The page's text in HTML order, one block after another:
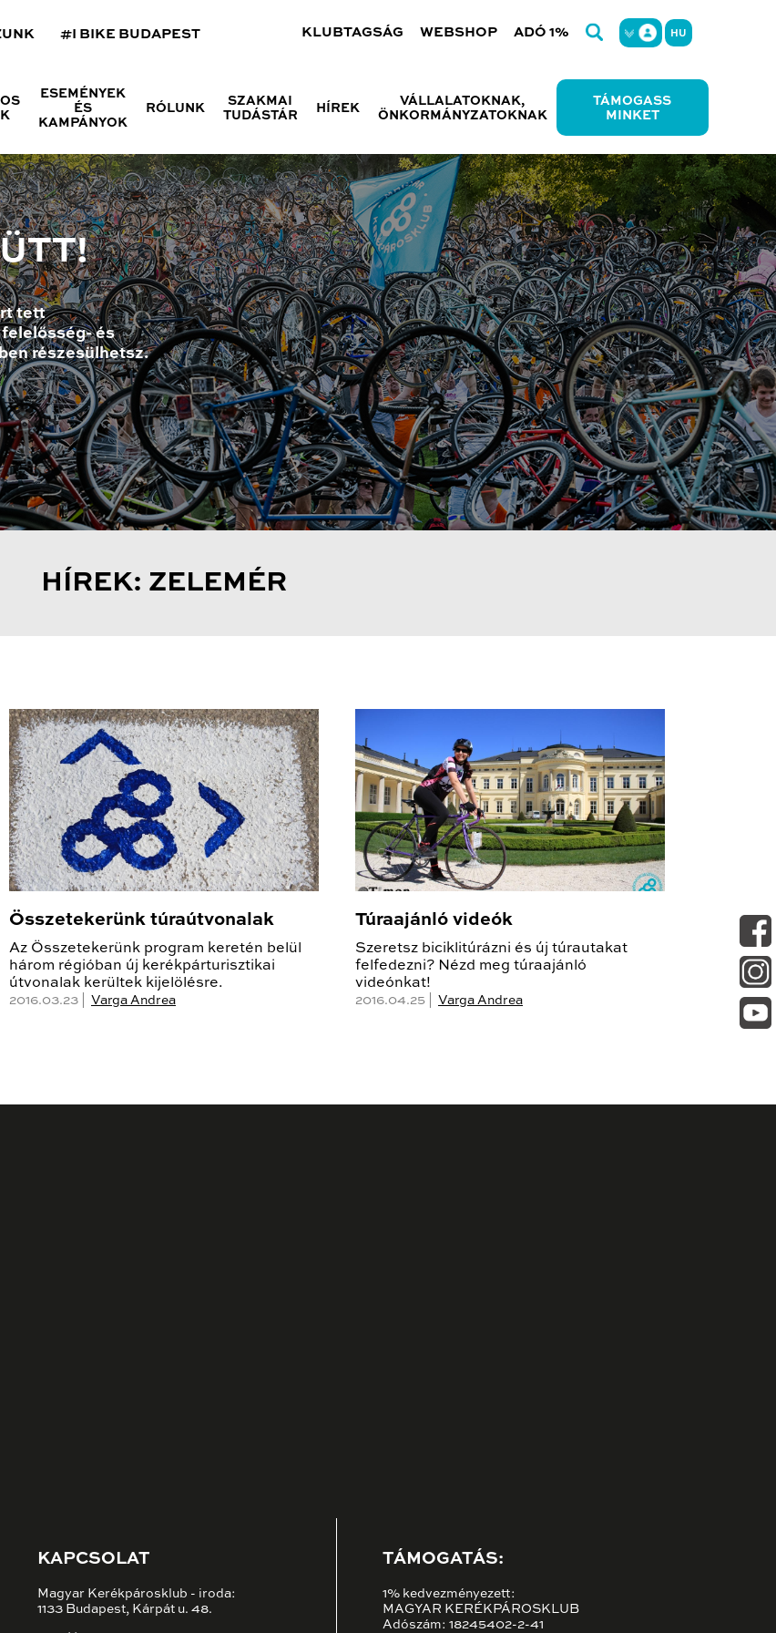
#I BIKE BUDAPEST KLUBTAGSÁG WEBSHOP ADÓ 1% HU
ESEMÉNYEK
ÉS
KAMPÁNYOK
RÓLUNK
SZAKMAI
TUDÁSTÁR
HÍREK
VÁLLALATOKNAK,
ÖNKORMÁNYZATOKNAK
TÁMOGASS
MINKET
tett
és
részesülhetsz.
HÍREK: ZELEMÉR
Összetekerünk túraútvonalak
Az Összetekerünk program keretén belül
három régióban új kerékpárturisztikai
útvonalak kerültek kijelölésre.
2016.03.23 | Varga Andrea
Túraajánló videók
Szeretsz biciklitúrázni és új túrautakat
felfedezni? Nézd meg túraajánló
videónkat!
2016.04.25 | Varga Andrea
KAPCSOLAT
Magyar Kerékpárosklub - iroda:
1133 Budapest, Kárpát u. 48.
TÁMOGATÁS:
1% kedvezményezett:
MAGYAR KERÉKPÁROSKLUB
Adószám: 18245402-2-41